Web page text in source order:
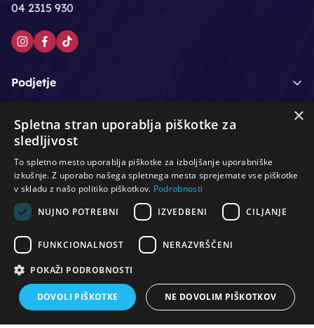
04 2315 930
Podjetje
Moj račun
Podpora strankam
Lasje & nega las / Roke & nohti / Orodje - kozmetično /
Oprema za salone / Čistoča & zaščita / Ostalo
© Vse pravice pridržane. Produkcija:PNV d.o.o.
×
Spletna stran uporablja piškotke za
sledljivost
To spletno mesto uporablja piškotke za izboljšanje uporabniške
izkušnje. Z uporabo našega spletnega mesta sprejemate vse piškotke
v skladu z našo politiko piškotkov. Podrobnosti
NUJNO POTREBNI
IZVEDBENI CILJANJE
FUNKCIONALNOST NERAZVRŠČENI
POKAŽI PODROBNOSTI
DOVOLI PIŠKOTKE NE DOVOLIM PIŠKOTKOV